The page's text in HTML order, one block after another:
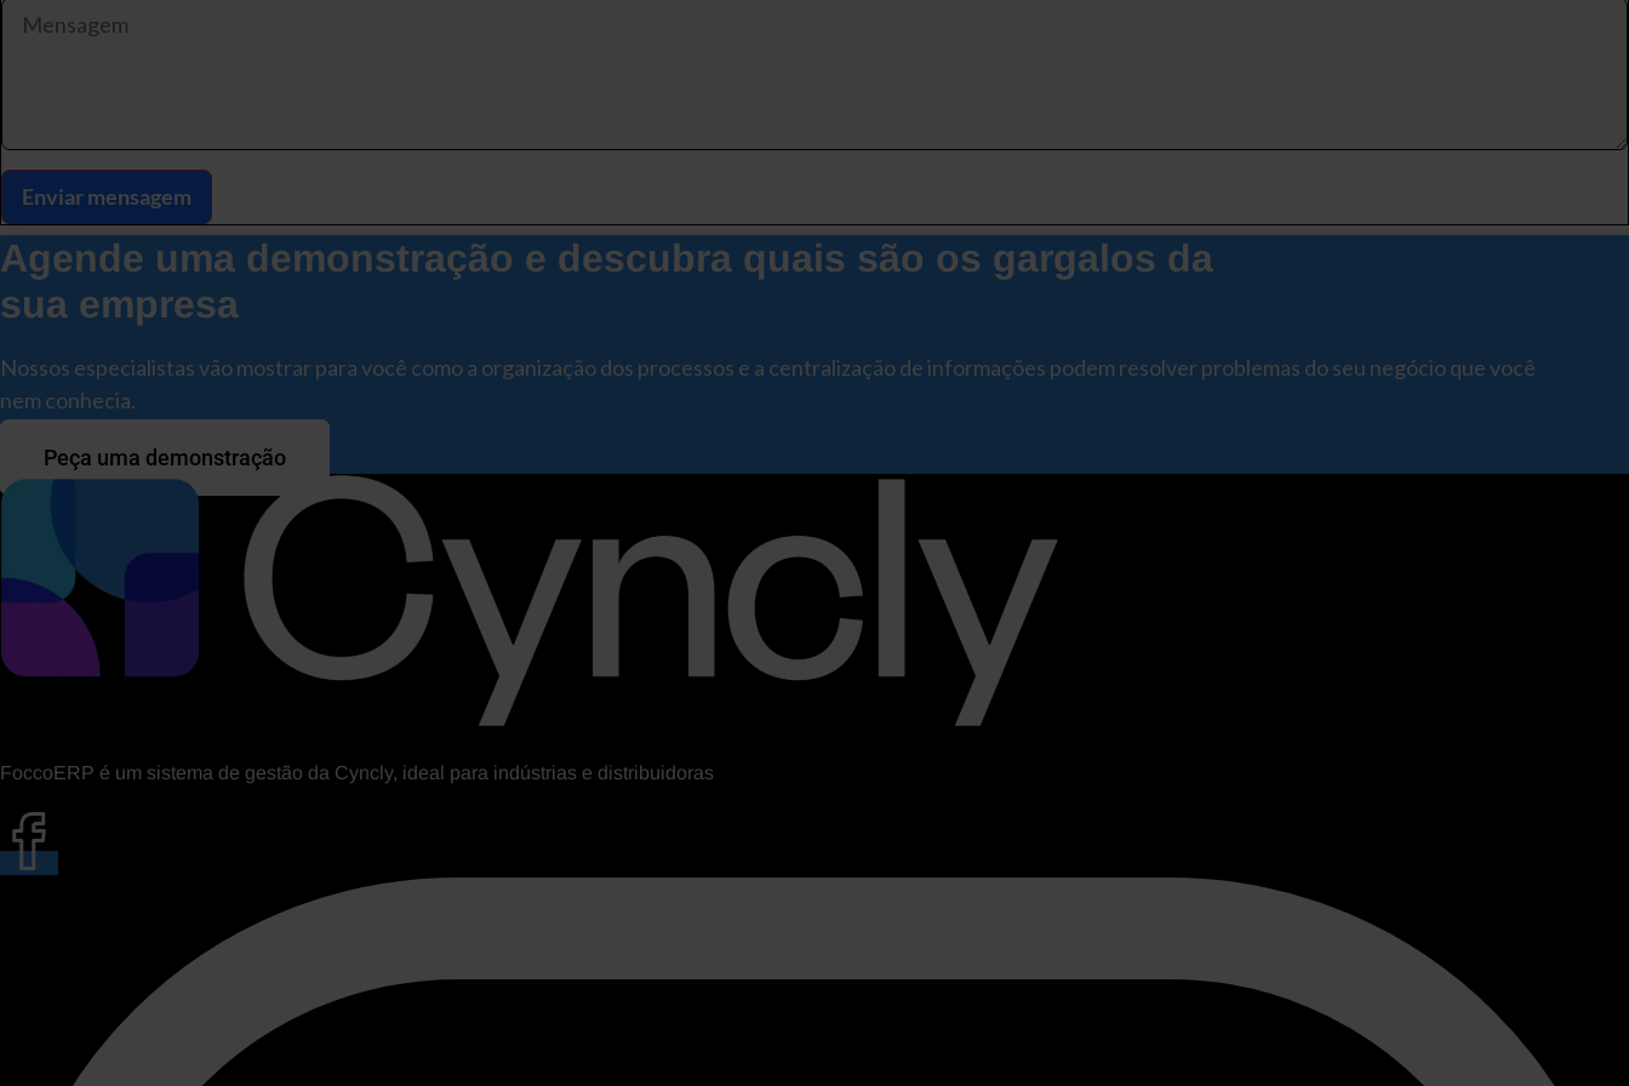
Enviar mensagem
Agende uma demonstração e descubra quais são os gargalos da
sua empresa
Nossos especialistas vão mostrar para você como a organização dos processos e a centralização de informações podem resolver problemas do seu negócio que você
nem conhecia.
Peça uma demonstração
FoccoERP é um sistema de gestão da Cyncly, ideal para indústrias e distribuidoras